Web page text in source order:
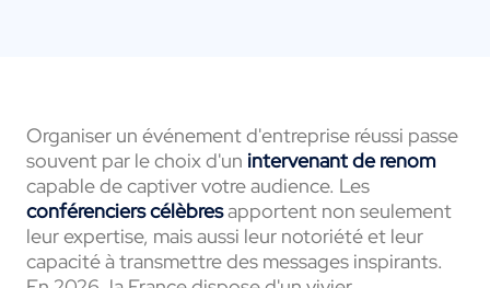
Organiser un événement d'entreprise réussi passe
souvent par le choix d'un intervenant de renom
capable de captiver votre audience. Les
conférenciers célèbresapportent non seulement
leur expertise, mais aussi leur notoriété et leur
capacité à transmettre des messages inspirants.